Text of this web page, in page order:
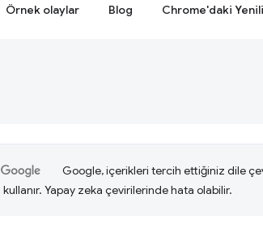
Örnek olaylar Blog Chrome'daki
Google, içerikleri tercih ettiğiniz dile
Yapay zeka çevirilerinde hata olabilir.